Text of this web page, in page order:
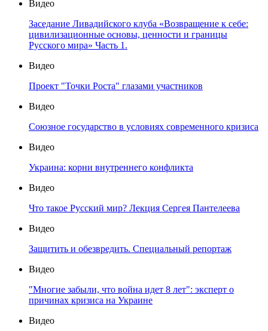
Видео
Заседание Ливадийского клуба «Возвращение к себе:
цивилизационные основы, ценности и границы
Русского мира» Часть 1.
Видео
Проект "Точки Роста" глазами участников
Видео
Союзное государство в условиях современного кризиса
Видео
Украина: корни внутреннего конфликта
Видео
Что такое Русский мир? Лекция Сергея Пантелеева
Видео
Защитить и обезвредить. Специальный репортаж
Видео
"Многие забыли, что война идет 8 лет": эксперт о
причинах кризиса на Украине
Видео